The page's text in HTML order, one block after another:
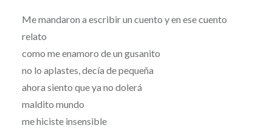
Me mandaron a escribir un cuento y en ese cuento
relato
como me enamoro de un gusanito
no lo aplastes, decía de pequeña
ahora siento que ya no dolerá
maldito mundo
me hiciste insensible